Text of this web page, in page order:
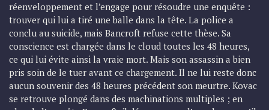
réenveloppement et l’engage pour résoudre une enquête :
trouver qui lui a tiré une balle dans la tête. La police a
conclu au suicide, mais Bancroft refuse cette thèse. Sa
conscience est chargée dans le cloud toutes les 48 heures,
ce qui lui évite ainsi la vraie mort. Mais son assassin a bien
pris soin de le tuer avant ce chargement. Il ne lui reste donc
aucun souvenir des 48 heures précédent son meurtre. Kovac
se retrouve plongé dans des machinations multiples ; en